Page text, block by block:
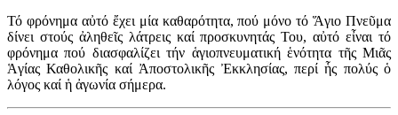
Τό φρόνημα αὐτό ἔχει μία καθαρότητα, πού μόνο τό Ἅγιο Πνεῦμα
δίνει στούς ἀληθεῖς λάτρεις καί προσκυνητάς Του, αὐτό εἶναι τό
φρόνημα πού διασφαλίζει τήν ἁγιοπνευματική ἑνότητα τῆς Μιᾶς
Ἁγίας Καθολικῆς καί Ἀποστολικῆς Ἐκκλησίας, περί ἧς πολύς ὁ
λόγος καί ἡ ἀγωνία σήμερα.